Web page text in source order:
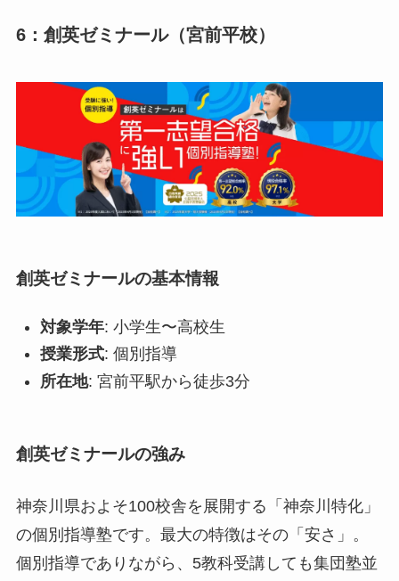
6：創英ゼミナール（宮前平校）
創英ゼミナールの基本情報
対象学年: 小学生〜高校生
授業形式: 個別指導
所在地: 宮前平駅から徒歩3分
創英ゼミナールの強み
神奈川県およそ100校舎を展開する「神奈川特化」
の個別指導塾です。最大の特徴はその「安さ」。
個別指導でありながら、5教科受講しても集団塾並